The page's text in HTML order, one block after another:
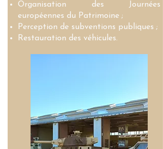
Organisation des Journées
européennes du Patrimoine ;
Perception de subventions publiques ;
Restauration des véhicules.